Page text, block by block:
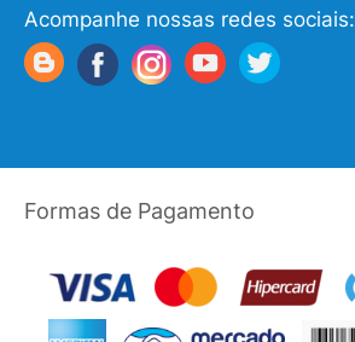
Acompanhe nossas redes sociais:
Formas de Pagamento